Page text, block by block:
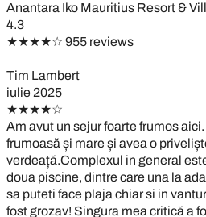
Anantara Iko Mauritius Resort &
4.3
★★★★☆ 955 reviews
Tim Lambert
iulie 2025
★★★★☆
Am avut un sejur foarte frumos
frumoasă și mare și avea o
verdeață.Complexul in general
doua piscine, dintre care una la
sa puteti face plaja chiar si in
fost grozav! Singura mea critică a